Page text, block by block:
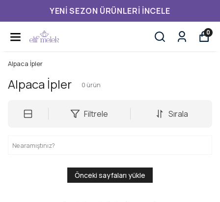
YENI SEZON ÜRÜNLERI İNCELE
0
Alpaca İpler
Alpaca İpler 0 ürün
Filtrele Sırala
Önceki sayfaları yükle